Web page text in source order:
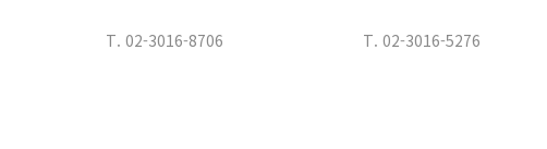
T. 02-3016-8706 T. 02-3016-5276